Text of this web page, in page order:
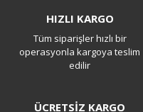
HIZLI KARGO
Tüm siparişler hızlı bir
operasyonla kargoya teslim
edilir
ÜCRETSİZ KARGO